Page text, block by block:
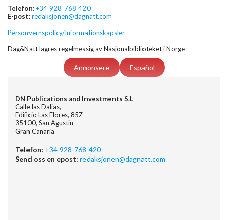
Telefon:+34 928 768 420
E-post:redaksjonen@dagnatt.com
Personvernspolicy/Informationskapsler
Dag&Natt lagres regelmessig av Nasjonalbiblioteket i Norge
Annonsere Español
DN Publications and Investments S.L
Calle las Dalias,
Edificio Las Flores, 85Z
35100, San Agustin
Gran Canaria
Telefon: +34 928 768 420
Send oss en epost: redaksjonen@dagnatt.com